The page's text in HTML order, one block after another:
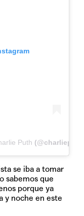
Puth
se iba a tomar
sabemos que
porque ya
y noche en este